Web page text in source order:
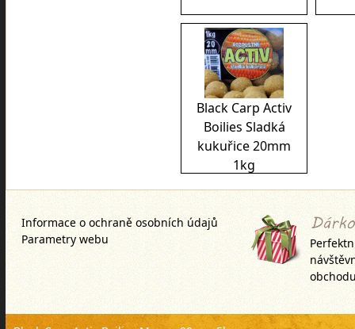
Black Carp Activ
Boilies Sladká
kukuřice 20mm
1kg
Informace o ochraně osobních údajů
Parametry webu